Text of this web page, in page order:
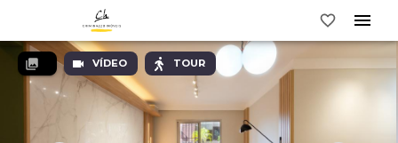
VÍDEO TOUR